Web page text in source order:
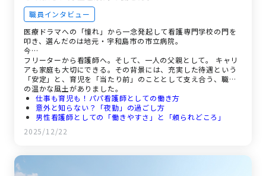
職員インタビュー
医療ドラマへの「憧れ」から一念発起して看護専門学校の門を
叩き、選んだのは地元・宇和島市の市立病院。
今…
フリーターから看護師へ。そして、一人の父親として。 キャリ
アも家庭も大切にできる。その背景には、充実した待遇という
「安定」と、育児を「当たり前」のこととして支え合う、職場
の温かな風土がありました。
仕事も育児も！パパ看護師としての働き方
意外と知らない？「夜勤」の過ごし方
男性看護師としての「働きやすさ」と「頼られどころ」
医療ドラマに憧れて。看護師となって感じた「やりがい」と
「ギャップ」
2025/12/22